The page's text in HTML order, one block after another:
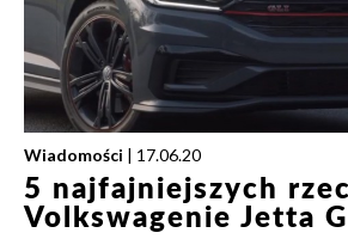
Wiadomości | 17.06.20
5 najfajniejszych
Volkswagenie Jetta